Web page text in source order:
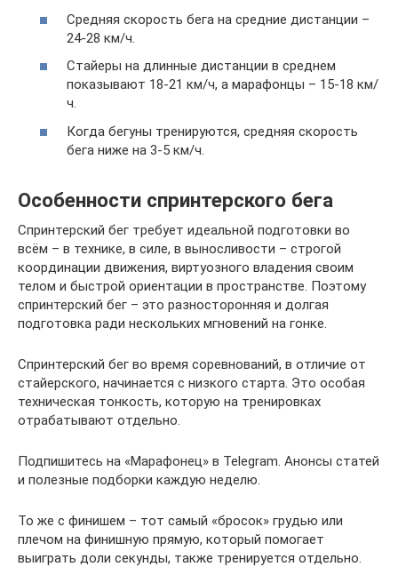
Средняя скорость бега на средние дистанции –
24-28 км/ч.
Стайеры на длинные дистанции в среднем
показывают 18-21 км/ч, а марафонцы – 15-18 км/
ч.
Когда бегуны тренируются, средняя скорость
бега ниже на 3-5 км/ч.
Особенности спринтерского бега
Спринтерский бег требует идеальной подготовки во
всём – в технике, в силе, в выносливости – строгой
координации движения, виртуозного владения своим
телом и быстрой ориентации в пространстве. Поэтому
спринтерский бег – это разносторонняя и долгая
подготовка ради нескольких мгновений на гонке.
Спринтерский бег во время соревнований, в отличие от
стайерского, начинается с низкого старта. Это особая
техническая тонкость, которую на тренировках
отрабатывают отдельно.
Подпишитесь на «Марафонец» в Telegram. Анонсы статей
и полезные подборки каждую неделю.
То же с финишем – тот самый «бросок» грудью или
плечом на финишную прямую, который помогает
выиграть доли секунды, также тренируется отдельно.